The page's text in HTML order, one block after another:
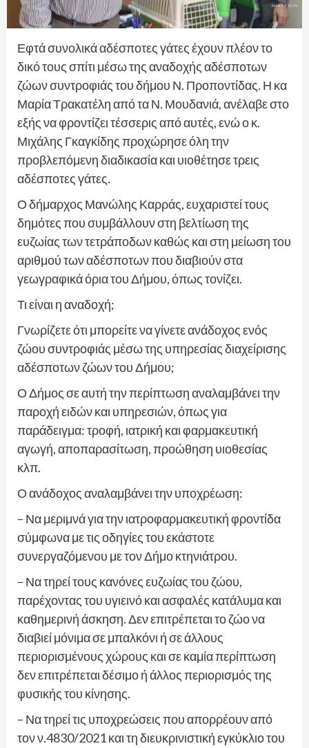
Εφτά συνολικά αδέσποτες γάτες έχουν πλέον το
δικό τους σπίτι μέσω της αναδοχής αδέσποτων
ζώων συντροφιάς του δήμου Ν. Προποντίδας. Η κα
Μαρία Τρακατέλη από τα Ν. Μουδανιά, ανέλαβε στο
εξής να φροντίζει τέσσερις από αυτές, ενώ ο κ.
Μιχάλης Γκαγκίδης προχώρησε όλη την
προβλεπόμενη διαδικασία και υιοθέτησε τρεις
αδέσποτες γάτες.
Ο δήμαρχος Μανώλης Καρράς, ευχαριστεί τους
δημότες που συμβάλλουν στη βελτίωση της
ευζωίας των τετράποδων καθώς και στη μείωση του
αριθμού των αδέσποτων που διαβιούν στα
γεωγραφικά όρια του Δήμου, όπως τονίζει.
Τι είναι η αναδοχή;
Γνωρίζετε ότι μπορείτε να γίνετε ανάδοχος ενός
ζώου συντροφιάς μέσω της υπηρεσίας διαχείρισης
αδέσποτων ζώων του Δήμου;
Ο Δήμος σε αυτή την περίπτωση αναλαμβάνει την
παροχή ειδών και υπηρεσιών, όπως για
παράδειγμα: τροφή, ιατρική και φαρμακευτική
αγωγή, αποπαρασίτωση, προώθηση υιοθεσίας
κλπ.
Ο ανάδοχος αναλαμβάνει την υποχρέωση:
– Να μεριμνά για την ιατροφαρμακευτική φροντίδα
σύμφωνα με τις οδηγίες του εκάστοτε
συνεργαζόμενου με τον Δήμο κτηνιάτρου.
– Να τηρεί τους κανόνες ευζωίας του ζώου,
παρέχοντας του υγιεινό και ασφαλές κατάλυμα και
καθημερινή άσκηση. Δεν επιτρέπεται το ζώο να
διαβιεί μόνιμα σε μπαλκόνι ή σε άλλους
περιορισμένους χώρους και σε καμία περίπτωση
δεν επιτρέπεται δέσιμο ή άλλος περιορισμός της
φυσικής του κίνησης.
– Να τηρεί τις υποχρεώσεις που απορρέουν από
τον ν.4830/2021 και τη διευκρινιστική εγκύκλιο του